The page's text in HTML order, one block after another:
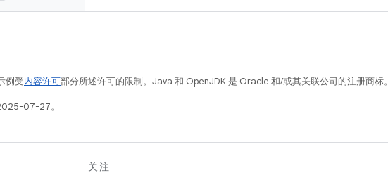
例受内容许可部分所述许可的限制。Java 和 OpenJDK 是 Oracle 和/或其关联公司的注册商标。
07-27。
关注